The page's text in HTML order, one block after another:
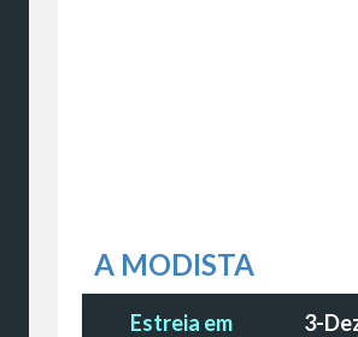
A MODISTA
Estreia em
3-